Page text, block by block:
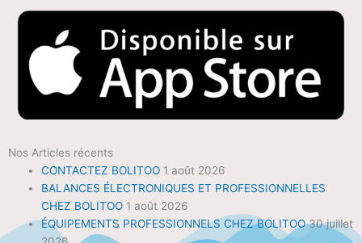
Nos Articles récents
CONTACTEZ BOLITOO 1 août 2026
BALANCES ÉLECTRONIQUES ET PROFESSIONNELLES
CHEZ BOLITOO 1 août 2026
ÉQUIPEMENTS PROFESSIONNELS CHEZ BOLITOO 30 juillet